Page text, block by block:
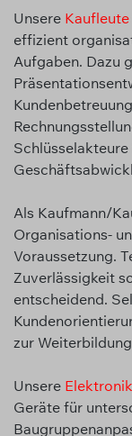
Unsere
effizient
Aufgaben. Dazu
Als Kaufmann/
Organisations-
Voraussetzung.
Zuverlässigkeit
entscheidend.
zur
Unsere
Geräte für